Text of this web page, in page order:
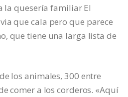
la quesería familiar El
que cala pero que parece
que tiene una larga lista de
los animales, 300 entre
comer a los corderos. «Aquí